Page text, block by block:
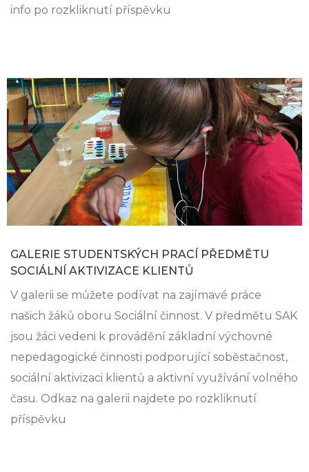
info po rozkliknutí příspěvku
GALERIE STUDENTSKÝCH PRACÍ PŘEDMĚTU
SOCIÁLNÍ AKTIVIZACE KLIENTŮ
V galerii se můžete podívat na zajímavé práce
našich žáků oboru Sociální činnost. V předmětu SAK
jsou žáci vedeni k provádění základní výchovné
nepedagogické činnosti podporující soběstačnost,
sociální aktivizaci klientů a aktivní využívání volného
času. Odkaz na galerii najdete po rozkliknutí
příspěvku